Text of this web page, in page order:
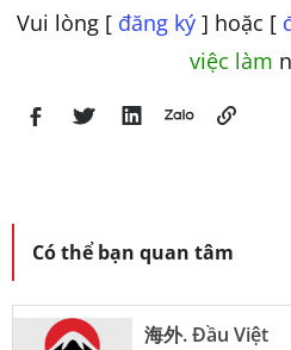
Vui lòng [ đăng ký ] hoặc [
việc làm
Có thể bạn quan tâm
海外. Đầu Việt